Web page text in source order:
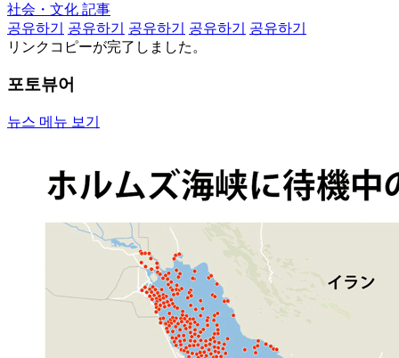
社会・文化 記事
공유하기
공유하기 공유하기 공유하기
공유하기
リンクコピーが完了しました。
포토뷰어
뉴스 메뉴 보기